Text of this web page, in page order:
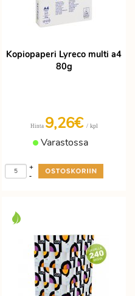
Kopiopaperi Lyreco multi a4
80g
Hinta 9,26€ / kpl
Varastossa
-
+